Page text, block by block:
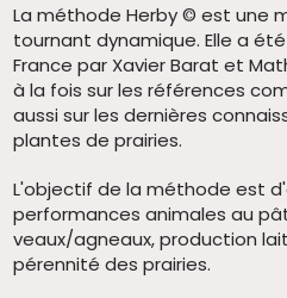
La méthode Herby © est une
tournant dynamique. Elle a
France par Xavier Barat et
à la fois sur les références
aussi sur les dernières
plantes de prairies.
L'objectif de la méthode est
performances animales au
veaux/agneaux, production
pérennité des prairies.